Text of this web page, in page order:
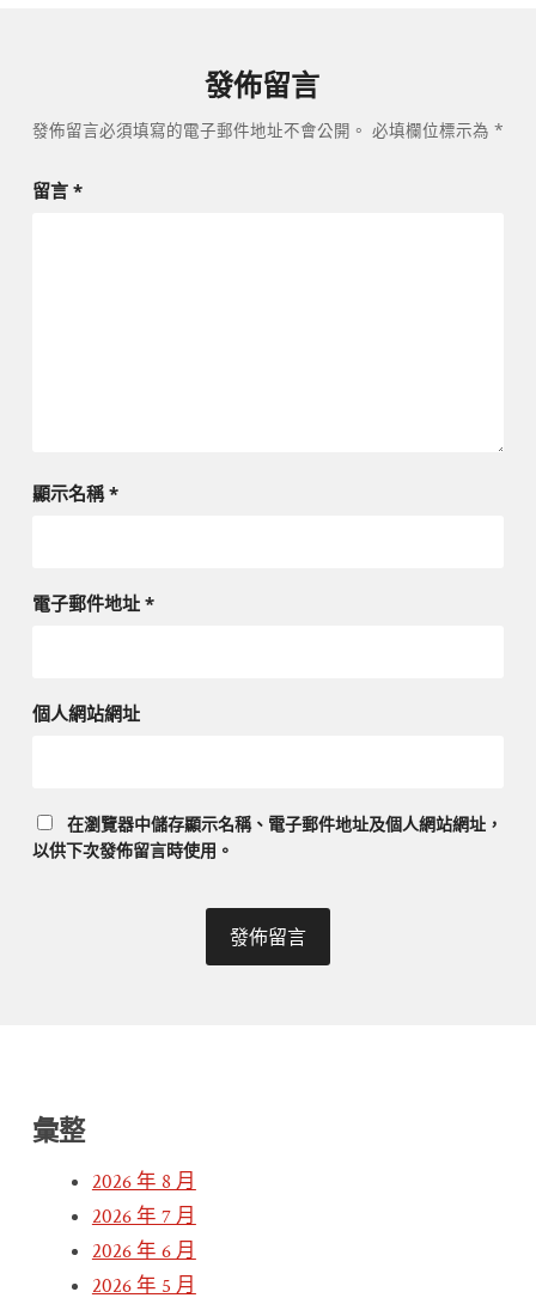
發佈留言
發佈留言必須填寫的電子郵件地址不會公開。 必填欄位標示為 *
留言 *
顯示名稱*
電子郵件地址 *
個人網站網址
在瀏覽器中儲存顯示名稱、電子郵件地址及個人網站網址，
以供下次發佈留言時使用。
彙整
2026 年 8 月
2026 年 7 月
2026 年 6 月
2026 年 5 月